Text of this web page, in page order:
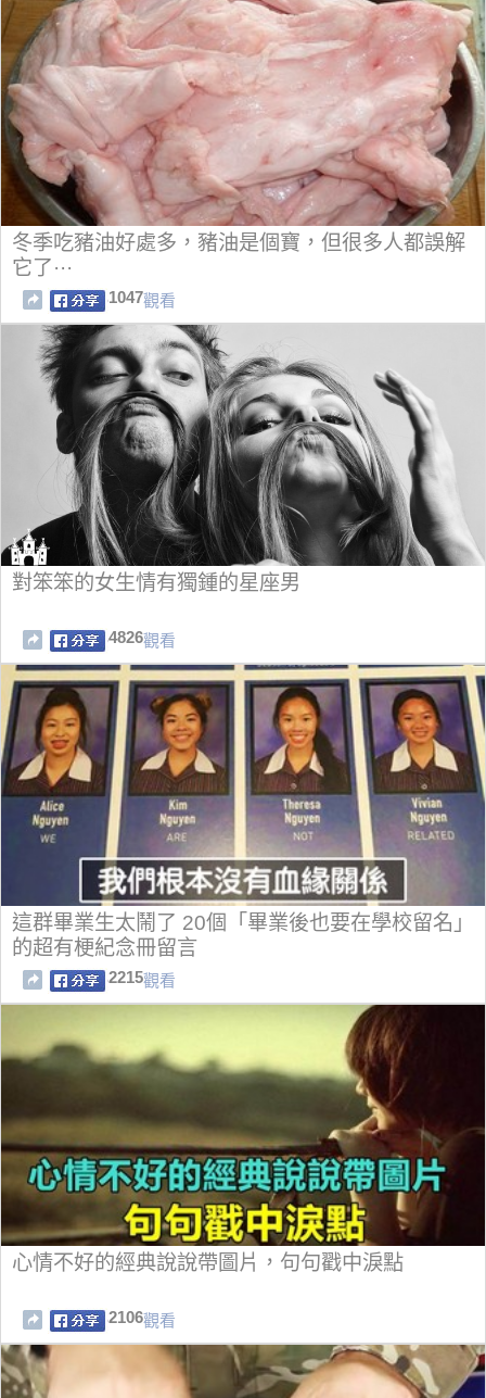
冬季吃豬油好處多，豬油是個寶，但很多人都誤解
它了···
1047觀看
對笨笨的女生情有獨鍾的星座男
4826觀看
這群畢業生太鬧了 20個「畢業後也要在學校留名」
的超有梗紀念冊留言
2215觀看
心情不好的經典說說帶圖片，句句戳中淚點
2106觀看